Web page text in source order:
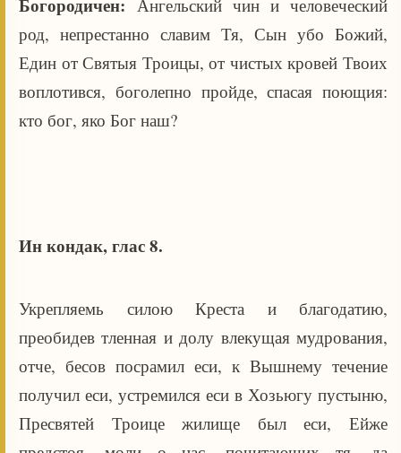
Ангельский чин и человеческий
род, непрестанно славим Тя, Сын убо Божий,
Един от Святыя Троицы, от чистых кровей Твоих
воплотився, боголепно пройде, спасая поющия:
кто бог, яко Бог наш?
Ин кондак, глас 8.
Укрепляемь силою Креста и благодатию,
преобидев тленная и долу влекущая мудрования,
отче, бесов посрамил еси, к Вышнему течение
получил еси, устремился еси в Хозьюгу пустыню,
Пресвятей Троице жилище был еси, Ейже